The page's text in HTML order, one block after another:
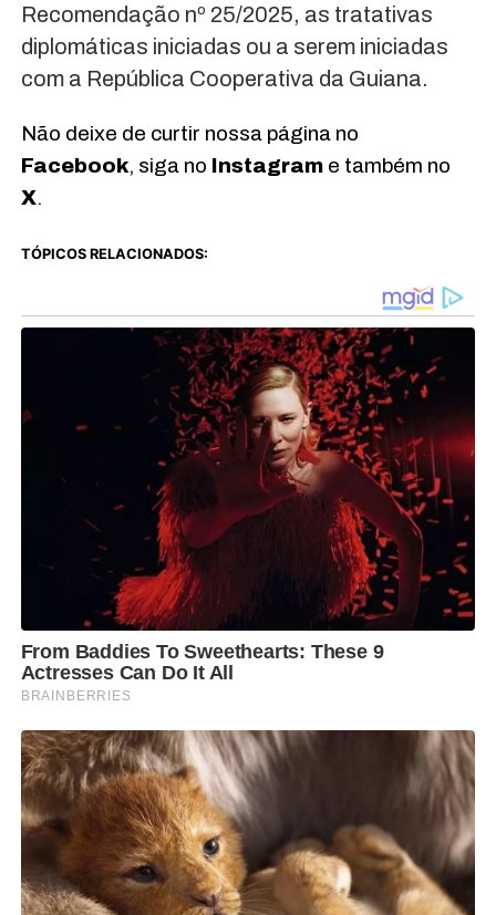
Recomendação nº 25/2025, as tratativas
diplomáticas iniciadas ou a serem iniciadas
com a República Cooperativa da Guiana.
Não deixe de curtir nossa página no
Facebook, siga no Instagrame também no
X.
TÓPICOS RELACIONADOS: